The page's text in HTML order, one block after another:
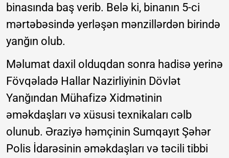
binasında baş verib. Belə ki, binanın 5-ci
mərtəbəsində yerləşən mənzillərdən birində
yanğın olub.
Məlumat daxil olduqdan sonra hadisə yerinə
Fövqəladə Hallar Nazirliyinin Dövlət
Yanğından Mühafizə Xidmətinin
əməkdaşları və xüsusi texnikaları cəlb
olunub. Əraziyə həmçinin Sumqayıt Şəhər
Polis İdarəsinin əməkdaşları və təcili tibbi